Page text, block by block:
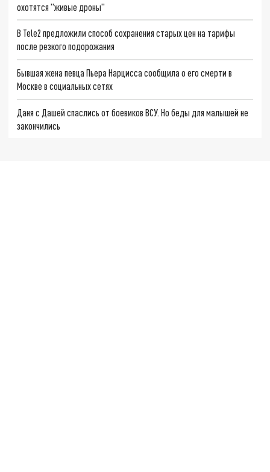
охотятся "живые дроны"
В Tele2 предложили способ сохранения старых цен на тарифы
после резкого подорожания
Бывшая жена певца Пьера Нарцисса сообщила о его смерти в
Москве в социальных сетях
Даня с Дашей спаслись от боевиков ВСУ. Но беды для малышей не
закончились